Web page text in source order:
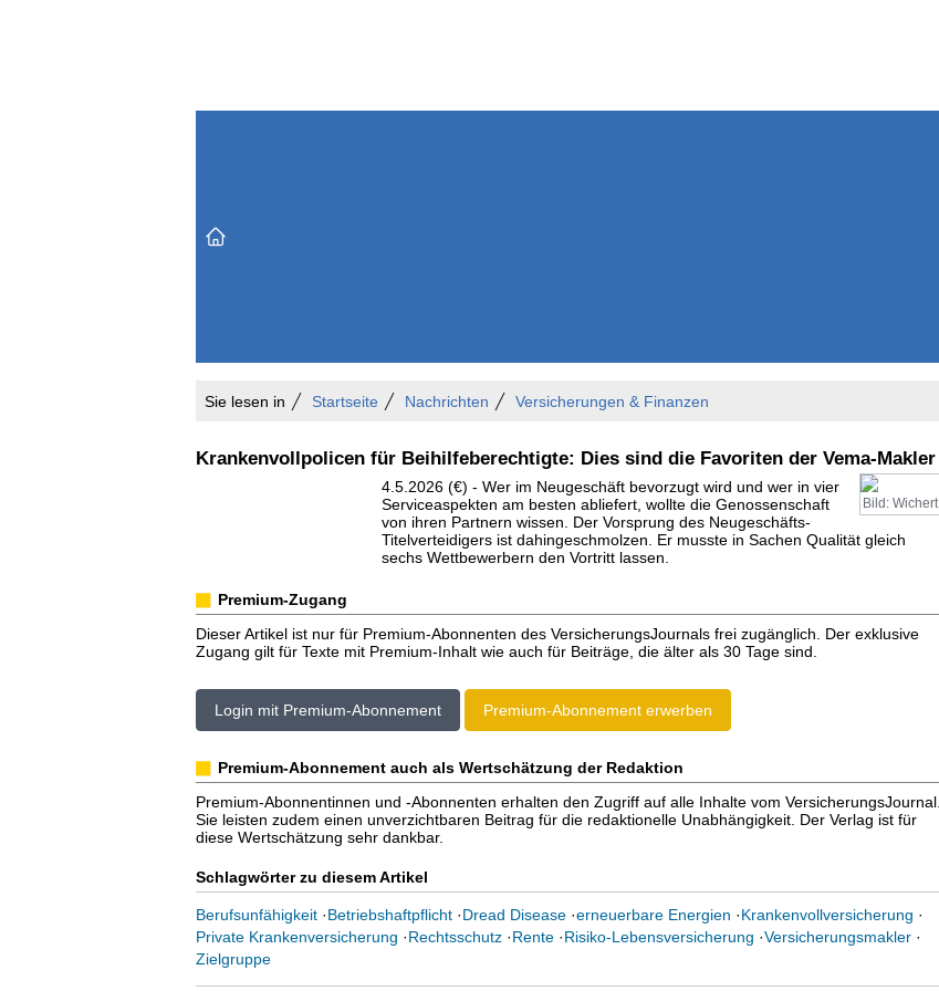
Sie lesen in Startseite Nachrichten Versicherungen & Finanzen
Krankenvollpolicen für Beihilfeberechtigte: Dies sind die Favoriten der Vema-Makler
Bild: Wichert
4.5.2026 (€) - Wer im Neugeschäft bevorzugt wird und wer in vier
Serviceaspekten am besten abliefert, wollte die Genossenschaft
von ihren Partnern wissen. Der Vorsprung des Neugeschäfts-
Titelverteidigers ist dahingeschmolzen. Er musste in Sachen Qualität gleich
sechs Wettbewerbern den Vortritt lassen.
Premium-Zugang
Dieser Artikel ist nur für Premium-Abonnenten des VersicherungsJournals frei zugänglich. Der exklusive
Zugang gilt für Texte mit Premium-Inhalt wie auch für Beiträge, die älter als 30 Tage sind.
Login mit Premium-Abonnement Premium-Abonnement erwerben
Premium-Abonnement auch als Wertschätzung der Redaktion
Premium-Abonnentinnen und -Abonnenten erhalten den Zugriff auf alle Inhalte vom VersicherungsJournal.
Sie leisten zudem einen unverzichtbaren Beitrag für die redaktionelle Unabhängigkeit. Der Verlag ist für
diese Wertschätzung sehr dankbar.
Schlagwörter zu diesem Artikel
Berufsunfähigkeit·Betriebshaftpflicht·Dread Disease·erneuerbare Energien ·Krankenvollversicherung ·
Private Krankenversicherung ·Rechtsschutz·Rente·Risiko-Lebensversicherung ·Versicherungsmakler·
Zielgruppe